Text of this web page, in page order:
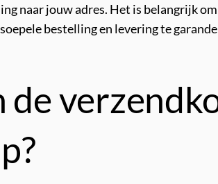
naar jouw adres. Het is belangrijk
bestelling en levering te
de